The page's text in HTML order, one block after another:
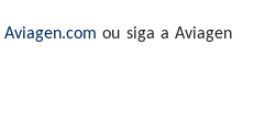
Aviagen.com ou siga a Aviagen